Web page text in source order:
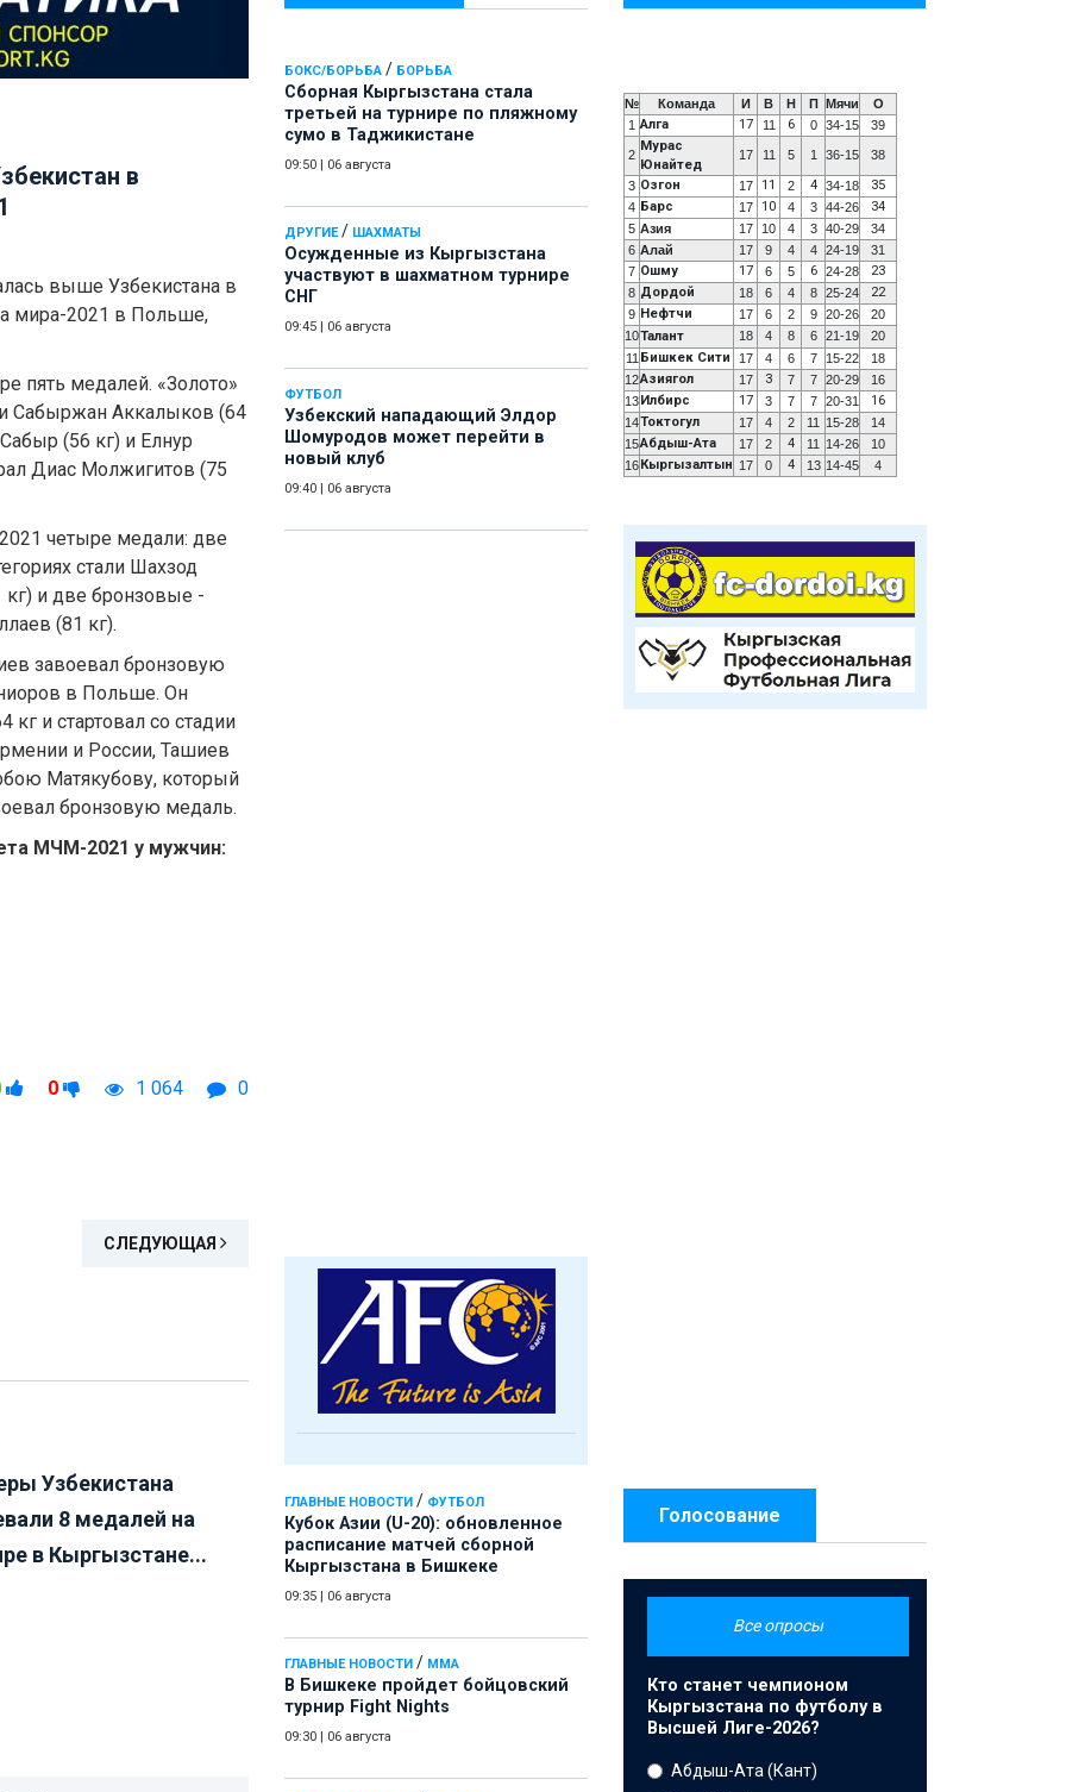
БОКС/БОРЬБА / БОРЬБА
Сборная Кыргызстана стала
третьей на турнире по пляжному
сумо в Таджикистане
09:50 06 августа
ДРУГИЕ/ ШАХМАТЫ
Осужденные из Кыргызстана
участвуют в шахматном турнире
СНГ
09:45 06 августа
ФУТБОЛ
Узбекский нападающий Элдор
Шомуродов может перейти в
новый клуб
09:40 06 августа
ГЛАВНЫЕ НОВОСТИ / ФУТБОЛ
Кубок Азии (U-20): обновленное
расписание матчей сборной
Кыргызстана в Бишкеке
09:35 06 августа
ГЛАВНЫЕ НОВОСТИ / ММА
В Бишкеке пройдет бойцовский
турнир Fight Nights
09:30 06 августа
в
выше Узбекистана в
мира-2021 в Польше,
пять медалей. «Золото»
Сабыржан Аккалыков (64
(56 кг) и Елнур
Диас Молжигитов (75
четыре медали: две
стали Шахзод
кг) и две бронзовые -
(81 кг).
завоевал бронзовую
в Польше. Он
кг и стартовал со стадии
и России, Ташиев
Матякубову, который
бронзовую медаль.
МЧМ-2021 у мужчин:
0 1 064 0
СЛЕДУЮЩАЯ
Узбекистана
8 медалей на
в Кыргызстане...
№ Команда И В Н П Мячи
О
1 Алга 17 11 6 0 34-15 39
2
Мурас
Юнайтед
17 11 5 1 36-15 38
3 Озгон 17 11 2 4 34-18 35
4 Барс 17 10 4 3 44-26 34
5 Азия 17 10 4 3 40-29
34
6 Алай 17 9 4 4 24-19
31
7 Ошму 17 6 5 6 24-28 23
8 Дордой 18 6 4 8 25-24 22
9 Нефтчи 17 6 2 9 20-26
20
10Талант 18 4 8 6 21-19
20
11 Бишкек Сити 17 4 6 7 15-22
18
12Азиягол 17 3 7 7 20-29
16
13 Илбирс 17 3 7 7 20-31 16
14Токтогул 17 4 2 11 15-28
14
15Абдыш-Ата 17 2 4 11 14-26
10
16 Кыргызалтын 17 0 4 13 14-45 4
Голосование
Все опросы
Кто станет чемпионом
Кыргызстана по футболу в
Высшей Лиге-2026?
Абдыш-Ата (Кант)